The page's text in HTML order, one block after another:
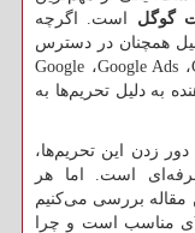
گوگل است. اگرچه
همچنان در دسترس
، Google Ads، Google
به دلیل تحریم‌ها به
زدن این تحریم‌ها،
است. اما هر
مقاله بررسی می‌کنیم
ی مناسب است و چرا